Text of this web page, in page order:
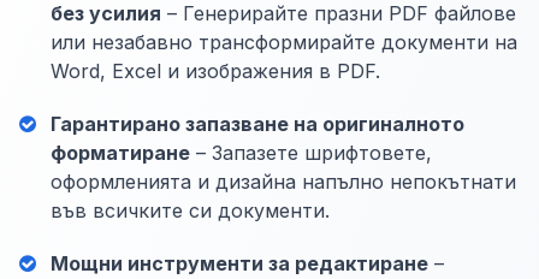
без усилия – Генерирайте празни PDF файлове
или незабавно трансформирайте документи на
Word, Excel и изображения в PDF.
Гарантирано запазване на оригиналното
форматиране – Запазете шрифтовете,
оформленията и дизайна напълно непокътнати
във всичките си документи.
Мощни инструменти за редактиране –